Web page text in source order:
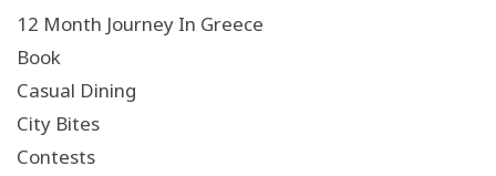
12 Month Journey In Greece
Book
Casual Dining
City Bites
Contests